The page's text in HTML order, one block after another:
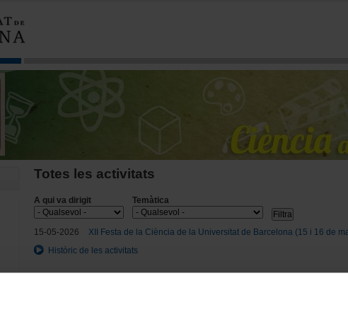
Totes les activitats
A qui va dirigit Temàtica
15-05-2026
XII Festa de la Ciència de la Universitat de Barcelona (15 i 16 de
Històric de les activitats